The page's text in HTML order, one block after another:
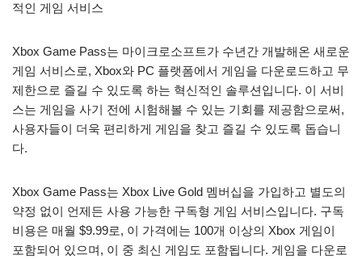
적인 게임 서비스
Xbox Game Pass는 마이크로소프트가 수년간 개발해온 새로운
게임 서비스로, Xbox와 PC 플랫폼에서 게임을 다운로드하고 무
제한으로 즐길 수 있도록 하는 혁신적인 솔루션입니다. 이 서비
스는 게임을 사기 전에 시험해볼 수 있는 기회를 제공함으로써,
사용자들이 더욱 편리하게 게임을 찾고 즐길 수 있도록 돕습니
다.
Xbox Game Pass는 Xbox Live Gold 멤버십을 가입하고 별도의
약정 없이 언제든 사용 가능한 구독형 게임 서비스입니다. 구독
비용은 매월 $9.99로, 이 가격에는 100개 이상의 Xbox 게임이
포함되어 있으며, 이 중 최신 게임도 포함됩니다. 게임을 다운로